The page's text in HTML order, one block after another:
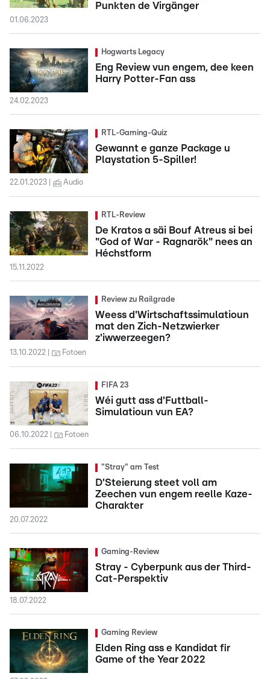
Punkten de Virgänger
01.06.2023
Hogwarts Legacy
Eng Review vun engem, dee keen
Harry Potter-Fan ass
24.02.2023
RTL-Gaming-Quiz
Gewannt e ganze Package u
Playstation 5-Spiller!
22.01.2023 Audio
RTL-Review
De Kratos a säi Bouf Atreus si bei
"God of War - Ragnarök" nees an
Héchstform
15.11.2022
Review zu Railgrade
Weess d'Wirtschaftssimulatioun
mat den Zich-Netzwierker
z'iwwerzeegen?
13.10.2022 Fotoen
FIFA 23
Wéi gutt ass d'Futtball-
Simulatioun vun EA?
06.10.2022 Fotoen
"Stray" am Test
D'Steierung steet voll am
Zeechen vun engem reelle Kaze-
Charakter
20.07.2022
Gaming-Review
Stray - Cyberpunk aus der Third-
Cat-Perspektiv
18.07.2022
Gaming Review
Elden Ring ass e Kandidat fir
Game of the Year 2022